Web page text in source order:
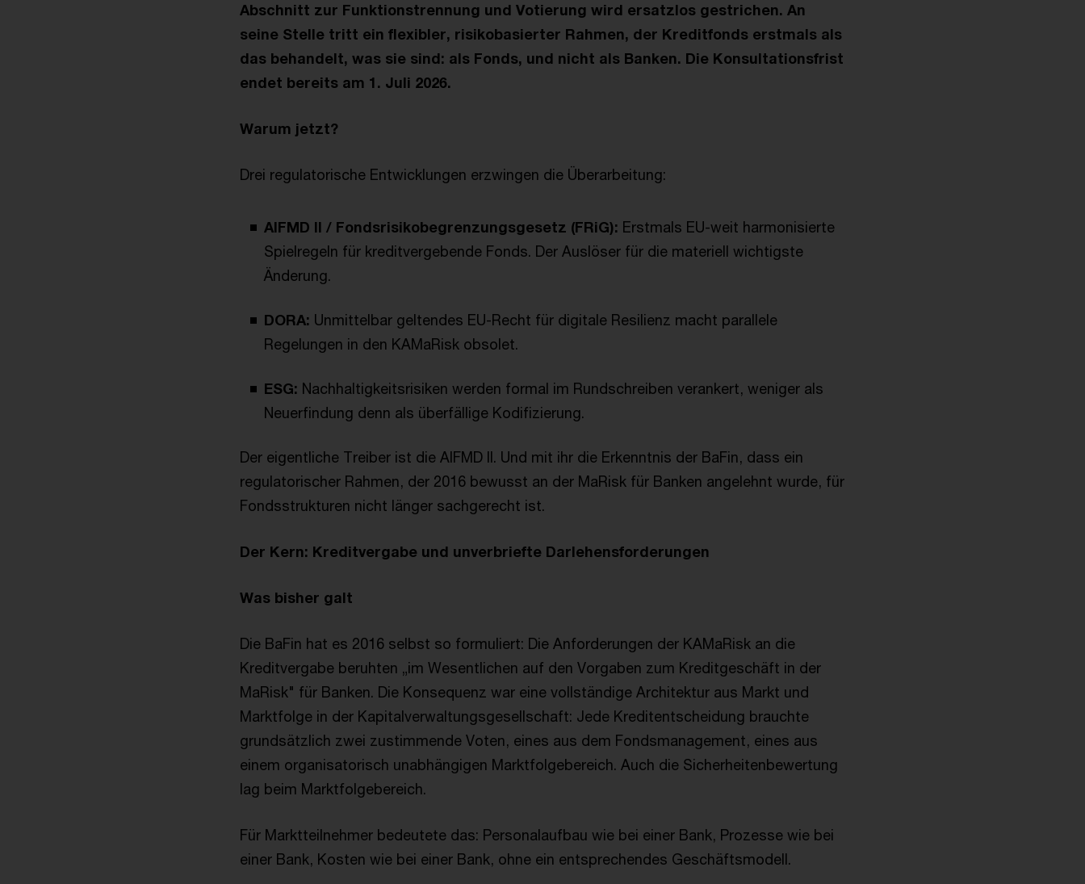
Abschnitt zur Funktionstrennung und Votierung wird ersatzlos gestrichen. An
seine Stelle tritt ein flexibler, risikobasierter Rahmen, der Kreditfonds erstmals als
das behandelt, was sie sind: als Fonds, und nicht als Banken. Die Konsultationsfrist
endet bereits am 1. Juli 2026.
Warum jetzt?
Drei regulatorische Entwicklungen erzwingen die Überarbeitung:
AIFMD II / Fondsrisikobegrenzungsgesetz (FRiG): Erstmals EU-weit harmonisierte
Spielregeln für kreditvergebende Fonds. Der Auslöser für die materiell wichtigste
Änderung.
DORA: Unmittelbar geltendes EU-Recht für digitale Resilienz macht parallele
Regelungen in den KAMaRisk obsolet.
ESG: Nachhaltigkeitsrisiken werden formal im Rundschreiben verankert, weniger als
Neuerfindung denn als überfällige Kodifizierung.
Der eigentliche Treiber ist die AIFMD II. Und mit ihr die Erkenntnis der BaFin, dass ein
regulatorischer Rahmen, der 2016 bewusst an der MaRisk für Banken angelehnt wurde, für
Fondsstrukturen nicht länger sachgerecht ist.
Der Kern: Kreditvergabe und unverbriefte Darlehensforderungen
Was bisher galt
Die BaFin hat es 2016 selbst so formuliert: Die Anforderungen der KAMaRisk an die
Kreditvergabe beruhten „im Wesentlichen auf den Vorgaben zum Kreditgeschäft in der
MaRisk" für Banken. Die Konsequenz war eine vollständige Architektur aus Markt und
Marktfolge in der Kapitalverwaltungsgesellschaft: Jede Kreditentscheidung brauchte
grundsätzlich zwei zustimmende Voten, eines aus dem Fondsmanagement, eines aus
einem organisatorisch unabhängigen Marktfolgebereich. Auch die Sicherheitenbewertung
lag beim Marktfolgebereich.
Für Marktteilnehmer bedeutete das: Personalaufbau wie bei einer Bank, Prozesse wie bei
einer Bank, Kosten wie bei einer Bank, ohne ein entsprechendes Geschäftsmodell.